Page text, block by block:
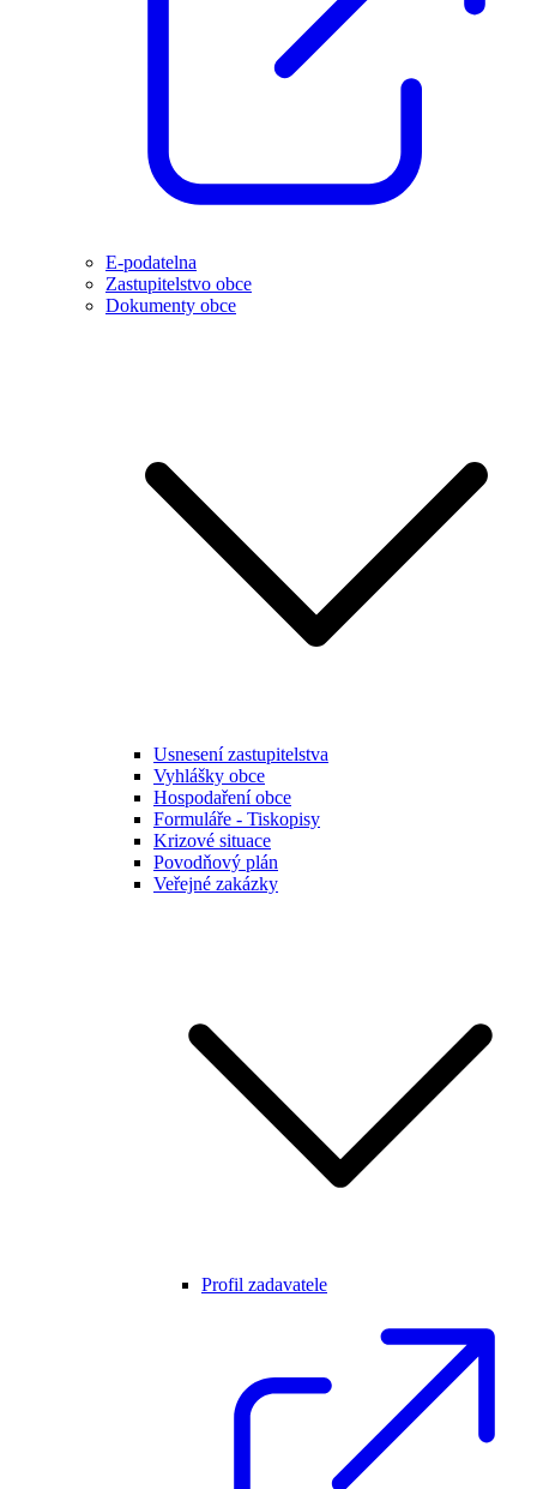
E-podatelna
Zastupitelstvo obce
Dokumenty obce
Usnesení zastupitelstva
Vyhlášky obce
Hospodaření obce
Formuláře - Tiskopisy
Krizové situace
Povodňový plán
Veřejné zakázky
Profil zadavatele